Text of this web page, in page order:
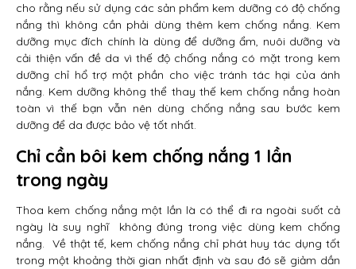
cho rằng nếu sử dụng các sản phẩm kem dưỡng có độ chống
nắng thì không cần phải dùng thêm kem chống nắng. Kem
dưỡng mục đích chính là dùng để dưỡng ẩm, nuôi dưỡng và
cải thiện vấn đề da vì thế độ chống nắng có mặt trong kem
dưỡng chỉ hổ trợ một phần cho việc tránh tác hại của ánh
nắng. Kem dưỡng không thể thay thế kem chống nắng hoàn
toàn vì thế bạn vẫn nên dùng chống nắng sau bước kem
dưỡng để da được bảo vệ tốt nhất.
Chỉ cần bôi kem chống nắng 1 lần
trong ngày
Thoa kem chống nắng một lần là có thể đi ra ngoài suốt cả
ngày là suy nghĩ không đúng trong việc dùng kem chống
nắng. Về thật tế, kem chống nắng chỉ phát huy tác dụng tốt
trong một khoảng thời gian nhất định và sau đó sẽ giảm dần